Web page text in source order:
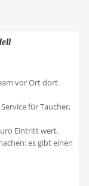
vor Ort dort
für Taucher,
Eintritt wert.
es gibt einen